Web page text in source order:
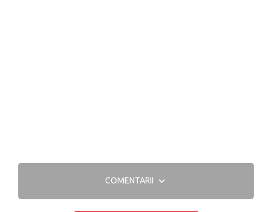
COMENTARII